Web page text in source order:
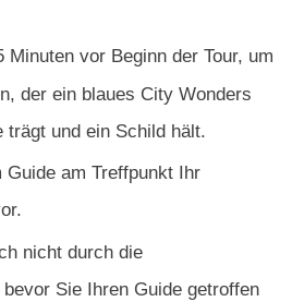
Minuten vor Beginn der Tour, um
der ein blaues City Wonders
trägt und ein Schild hält.
Guide am Treffpunkt Ihr
nicht durch die
Sie Ihren Guide getroffen